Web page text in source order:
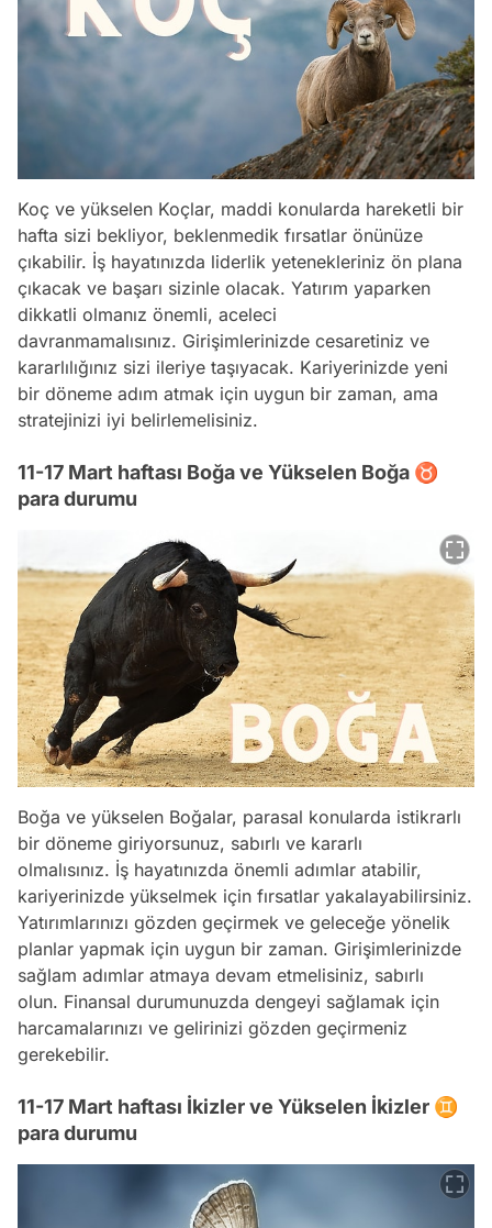
Koç ve yükselen Koçlar, maddi konularda hareketli bir
hafta sizi bekliyor, beklenmedik fırsatlar önünüze
çıkabilir. İş hayatınızda liderlik yetenekleriniz ön plana
çıkacak ve başarı sizinle olacak. Yatırım yaparken
dikkatli olmanız önemli, aceleci
davranmamalısınız. Girişimlerinizde cesaretiniz ve
kararlılığınız sizi ileriye taşıyacak. Kariyerinizde yeni
bir döneme adım atmak için uygun bir zaman, ama
stratejinizi iyi belirlemelisiniz.
11-17 Mart haftası Boğa ve Yükselen Boğa ♉
para durumu
Boğa ve yükselen Boğalar, parasal konularda istikrarlı
bir döneme giriyorsunuz, sabırlı ve kararlı
olmalısınız. İş hayatınızda önemli adımlar atabilir,
kariyerinizde yükselmek için fırsatlar yakalayabilirsiniz.
Yatırımlarınızı gözden geçirmek ve geleceğe yönelik
planlar yapmak için uygun bir zaman. Girişimlerinizde
sağlam adımlar atmaya devam etmelisiniz, sabırlı
olun. Finansal durumunuzda dengeyi sağlamak için
harcamalarınızı ve gelirinizi gözden geçirmeniz
gerekebilir.
11-17 Mart haftası İkizler ve Yükselen İkizler ♊
para durumu